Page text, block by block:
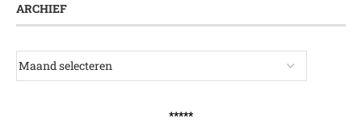
ARCHIEF
*****